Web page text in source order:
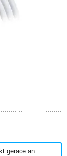
gerade an.